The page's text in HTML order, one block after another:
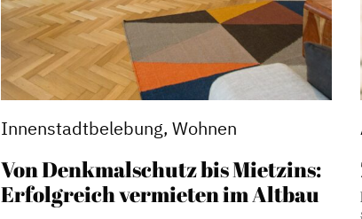
Innenstadtbelebung, Wohnen
Von Denkmalschutz bis Mietzins:
Erfolgreich vermieten im Altbau